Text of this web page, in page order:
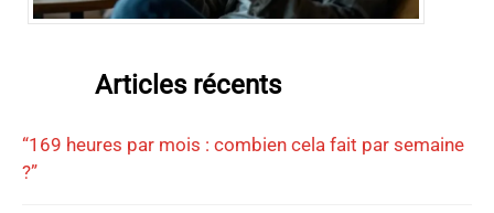
Articles récents
“169 heures par mois : combien cela fait par semaine
?”